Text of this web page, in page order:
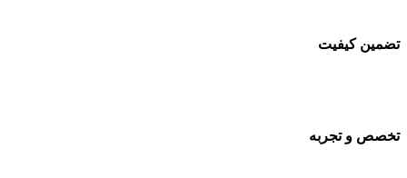
تضمین کیفیت
تخصص و تجربه